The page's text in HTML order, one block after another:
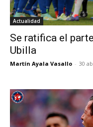
Actualidad
Se ratifica el
Ubilla
Martín Ayala Vasallo - 30